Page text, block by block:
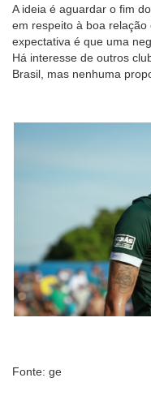
A ideia é aguardar o fim
em respeito à boa relação
expectativa é que uma
Há interesse de outros
Brasil, mas nenhuma
Fonte: ge